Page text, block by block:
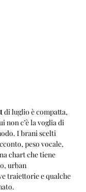
di luglio è compatta,
non c’è la voglia di
I brani scelti
peso vocale,
chart che tiene
urban
traiettorie e qualche